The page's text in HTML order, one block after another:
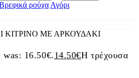
ρούχαΑγόρι
ΜΕ ΑΡΚΟΥΔΑΚΙ
16.50€.14.50€Η τρέχουσα